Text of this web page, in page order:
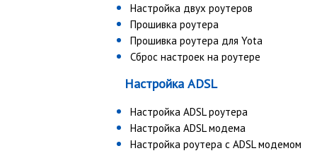
Настройка двух роутеров
Прошивка роутера
Прошивка роутера для Yota
Сброс настроек на роутере
Настройка ADSL
Настройка ADSL роутера
Настройка ADSL модема
Настройка роутера с ADSL модемом